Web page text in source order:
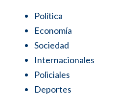
Política
Economía
Sociedad
Internacionales
Policiales
Deportes